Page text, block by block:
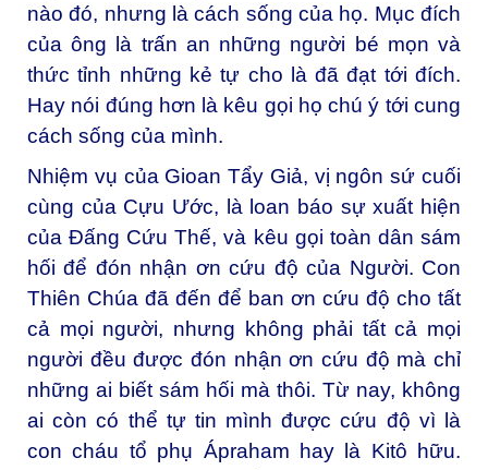
nào đó, nhưng là cách sống của họ. Mục đích
của ông là trấn an những người bé mọn và
thức tỉnh những kẻ tự cho là đã đạt tới đích.
Hay nói đúng hơn là kêu gọi họ chú ý tới cung
cách sống của mình.
Nhiệm vụ của Gioan Tẩy Giả, vị ngôn sứ cuối
cùng của Cựu Ước, là loan báo sự xuất hiện
của Đấng Cứu Thế, và kêu gọi toàn dân sám
hối để đón nhận ơn cứu độ của Người. Con
Thiên Chúa đã đến để ban ơn cứu độ cho tất
cả mọi người, nhưng không phải tất cả mọi
người đều được đón nhận ơn cứu độ mà chỉ
những ai biết sám hối mà thôi. Từ nay, không
ai còn có thể tự tin mình được cứu độ vì là
con cháu tổ phụ Ápraham hay là Kitô hữu.